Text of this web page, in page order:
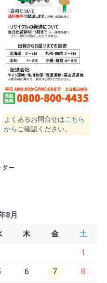
よくあるお問合せはこちら
からご確認ください。
ダー
8月
木 金 土
1
6 7 8